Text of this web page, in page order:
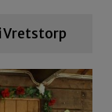
Vretstorp